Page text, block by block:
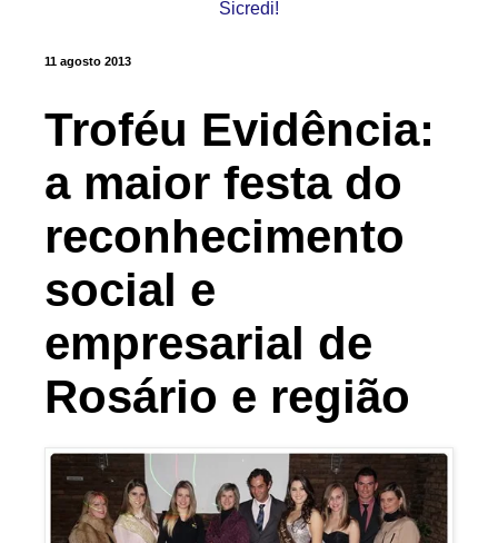
11 agosto 2013
Troféu Evidência:
a maior festa do
reconhecimento
social e
empresarial de
Rosário e região